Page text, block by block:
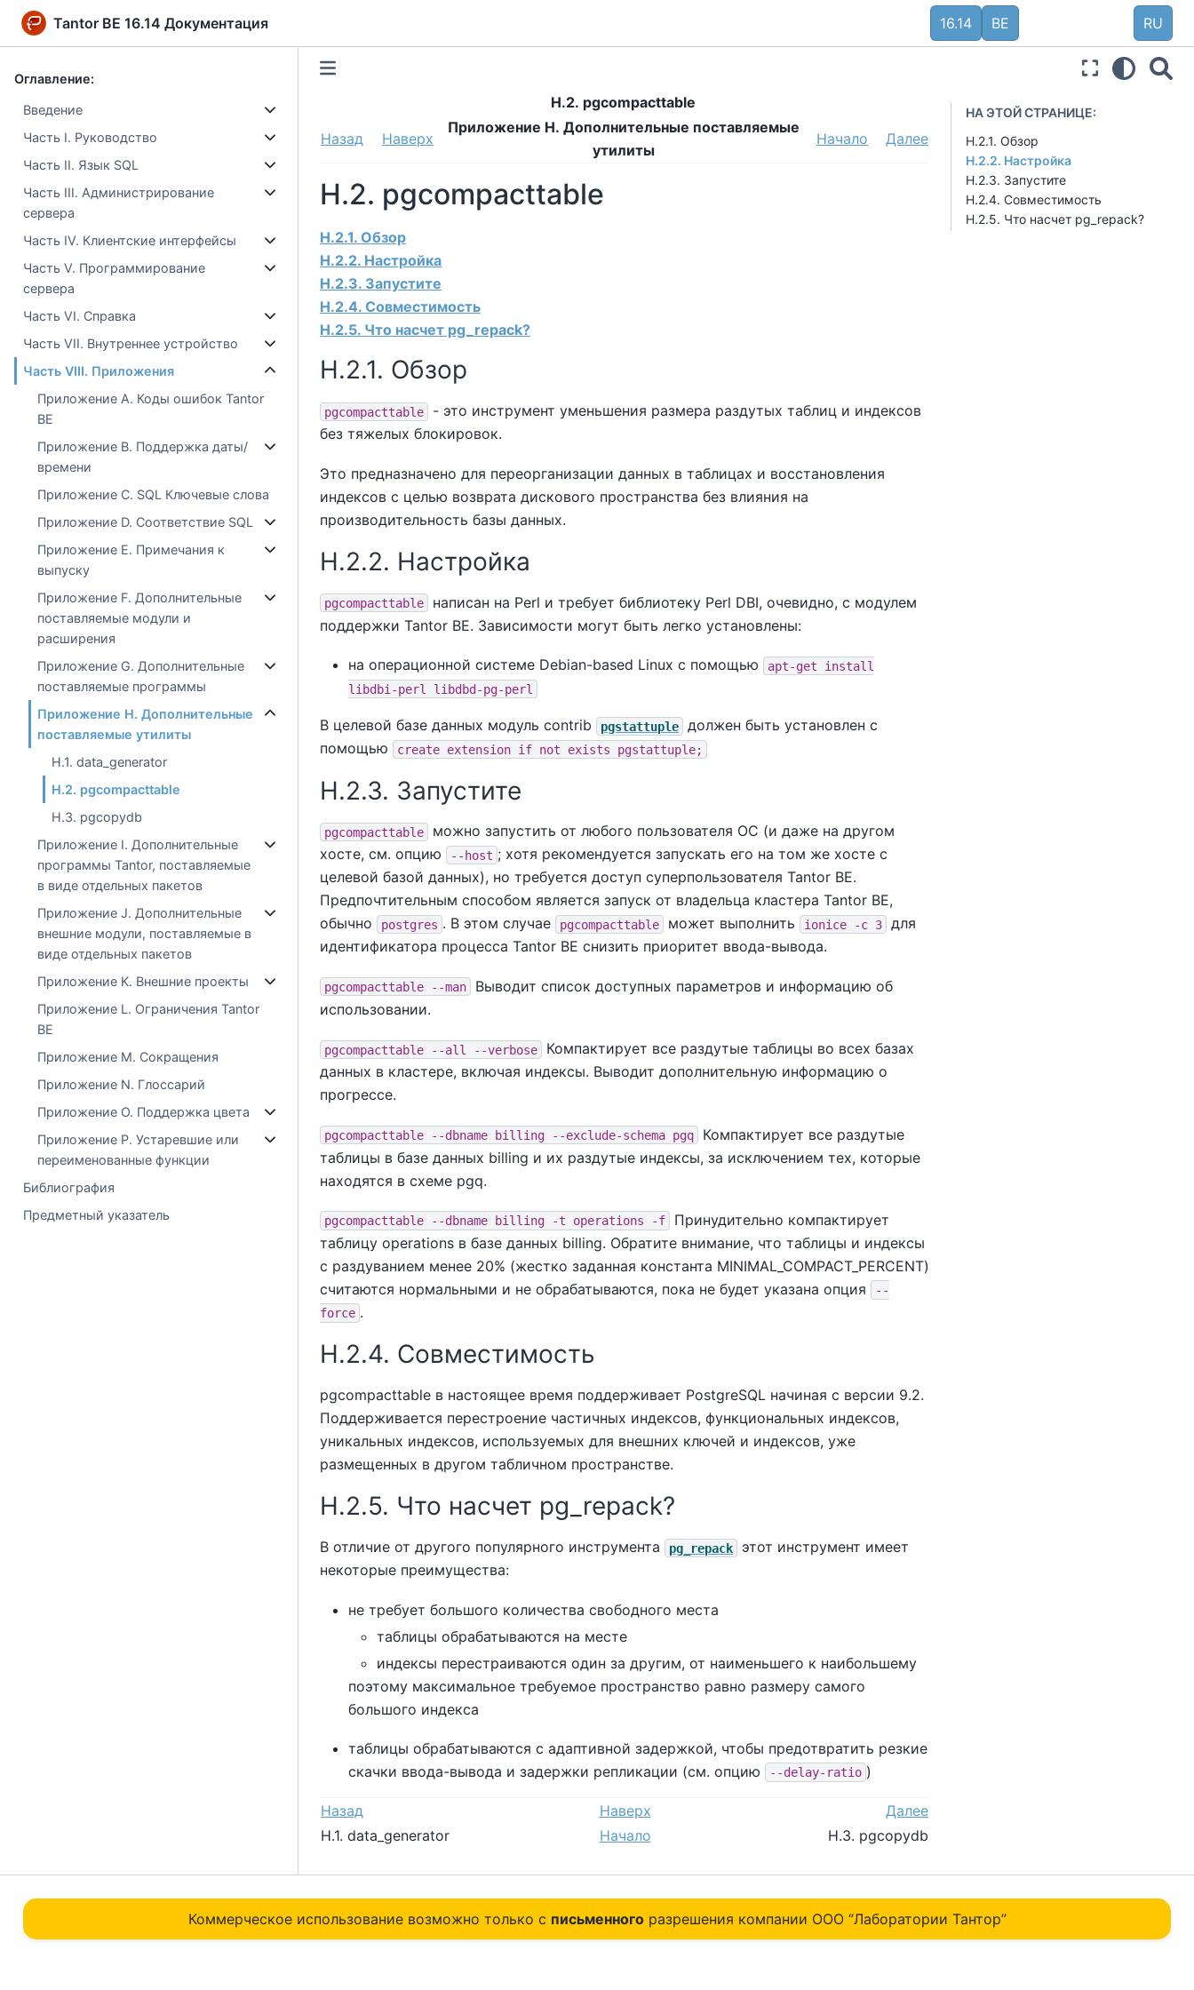
Tantor BE 16.14 Документация 16.14 BE RU
Оглавление:
Введение
Часть I. Руководство
Часть II. Язык SQL
Часть III. Администрирование
сервера
Часть IV. Клиентские интерфейсы
Часть V. Программирование
сервера
Часть VI. Справка
Часть VII. Внутреннее устройство
Часть VIII. Приложения
Приложение A. Коды ошибок Tantor
BE
Приложение B. Поддержка даты/
времени
Приложение C. SQL Ключевые слова
Приложение D. Соответствие SQL
Приложение E. Примечания к
выпуску
Приложение F. Дополнительные
поставляемые модули и
расширения
Приложение G. Дополнительные
поставляемые программы
Приложение H. Дополнительные
поставляемые утилиты
H.1. data_generator
H.2. pgcompacttable
H.3. pgcopydb
Приложение I. Дополнительные
программы Tantor, поставляемые
в виде отдельных пакетов
Приложение J. Дополнительные
внешние модули, поставляемые в
виде отдельных пакетов
Приложение K. Внешние проекты
Приложение L. Ограничения Tantor
BE
Приложение M. Сокращения
Приложение N. Глоссарий
Приложение O. Поддержка цвета
Приложение P. Устаревшие или
переименованные функции
Библиография
Предметный указатель
НА ЭТОЙ СТРАНИЦЕ:
H.2.1. Обзор
H.2.2. Настройка
H.2.3. Запустите
H.2.4. Совместимость
H.2.5. Что насчет pg_repack?
H.2. pgcompacttable
Назад Наверх
Приложение H. Дополнительные поставляемые
утилиты
Начало Далее
H.2. pgcompacttable
H.2.1. Обзор
H.2.2. Настройка
H.2.3. Запустите
H.2.4. Совместимость
H.2.5. Что насчет pg_repack?
H.2.1. Обзор
pgcompacttable
- это инструмент уменьшения размера раздутых таблиц и индексов
без тяжелых блокировок.
Это предназначено для переорганизации данных в таблицах и восстановления
индексов с целью возврата дискового пространства без влияния на
производительность базы данных.
H.2.2. Настройка
pgcompacttable
написан на Perl и требует библиотеку Perl DBI, очевидно, с модулем
поддержки Tantor BE. Зависимости могут быть легко установлены:
на операционной системе Debian-based Linux с помощью
apt-get install
libdbi-perl libdbd-pg-perl
В целевой базе данных модуль contrib pgstattuple
должен быть установлен с
помощью
create extension if not exists pgstattuple;
H.2.3. Запустите
pgcompacttable
можно запустить от любого пользователя ОС (и даже на другом
хосте, см. опцию
--host ; хотя рекомендуется запускать его на том же хосте с
целевой базой данных), но требуется доступ суперпользователя Tantor BE.
Предпочтительным способом является запуск от владельца кластера Tantor BE,
обычно
postgres . В этом случае pgcompacttable может выполнить ionice -c 3
для
идентификатора процесса Tantor BE снизить приоритет ввода-вывода.
pgcompacttable --man
Выводит список доступных параметров и информацию об
использовании.
pgcompacttable --all --verbose
Компактирует все раздутые таблицы во всех базах
данных в кластере, включая индексы. Выводит дополнительную информацию о
прогрессе.
pgcompacttable --dbname billing --exclude-schema pgq
Компактирует все раздутые
таблицы в базе данных billing и их раздутые индексы, за исключением тех, которые
находятся в схеме pgq.
pgcompacttable --dbname billing -t operations -f
Принудительно компактирует
таблицу operations в базе данных billing. Обратите внимание, что таблицы и индексы
с раздуванием менее 20% (жестко заданная константа MINIMAL_COMPACT_PERCENT)
считаются нормальными и не обрабатываются, пока не будет указана опция
--
force .
H.2.4. Совместимость
pgcompacttable в настоящее время поддерживает PostgreSQL начиная с версии 9.2.
Поддерживается перестроение частичных индексов, функциональных индексов,
уникальных индексов, используемых для внешних ключей и индексов, уже
размещенных в другом табличнoм пространстве.
H.2.5. Что насчет pg_repack?
В отличие от другого популярного инструмента pg_repack
этот инструмент имеет
некоторые преимущества:
не требует большого количества свободного места
таблицы обрабатываются на месте
индексы перестраиваются один за другим, от наименьшего к наибольшему
поэтому максимальное требуемое пространство равно размеру самого
большого индекса
таблицы обрабатываются с адаптивной задержкой, чтобы предотвратить резкие
скачки ввода-вывода и задержки репликации (см. опцию
--delay-ratio )
Назад Наверх
Далее
H.1. data_generator
Начало H.3. pgcopydb
Коммерческое использование возможно только с письменногоразрешения компании ОOO “Лаборатории Тантор”